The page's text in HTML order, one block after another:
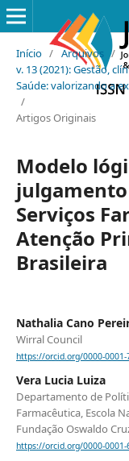
Início / Arquivos /
v. 13 (2021): Gestão,
Saúde: valorizando a
/
Artigos Originais
Modelo
julgamento
Serviços
Atenção
Brasileira
Nathalia Cano
Wirral Council
https://orcid.org/0000-0001-
Vera Lucia Luiza
Departamento de
Farmacêutica, Escola
Fundação Oswaldo
https://orcid.org/0000-0001-